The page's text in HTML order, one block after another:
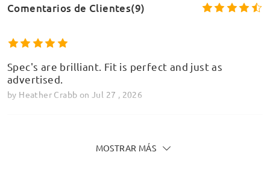
Comentarios de Clientes(9)
Spec's are brilliant. Fit is perfect and just as
advertised.
by Heather Crabb on Jul 27 , 2026
MOSTRAR MÁS